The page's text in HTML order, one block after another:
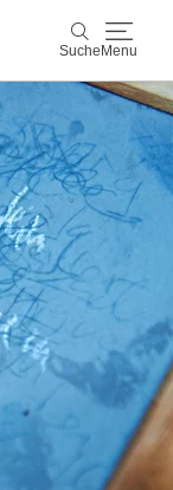
Suche Menu
Suche